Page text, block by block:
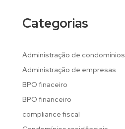
Categorias
Administração de condomínios
Administração de empresas
BPO finaceiro
BPO financeiro
compliance fiscal